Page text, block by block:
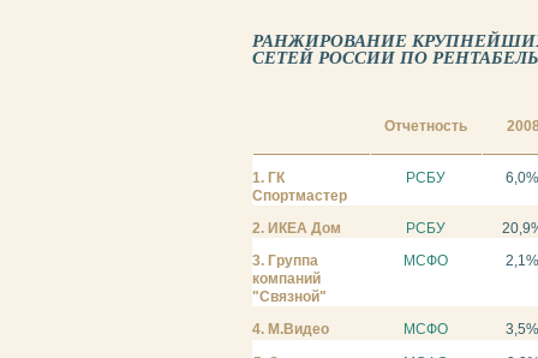
РАНЖИРОВАНИЕ
СЕТЕЙ РОССИИ ПО
Отчетность
1. ГК
Спортмастер
РСБУ
2. ИКЕА Дом РСБУ
3. Группа
компаний
"Связной"
МСФО
4. М.Видео МСФО